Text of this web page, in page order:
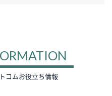
コムお役立ち情報